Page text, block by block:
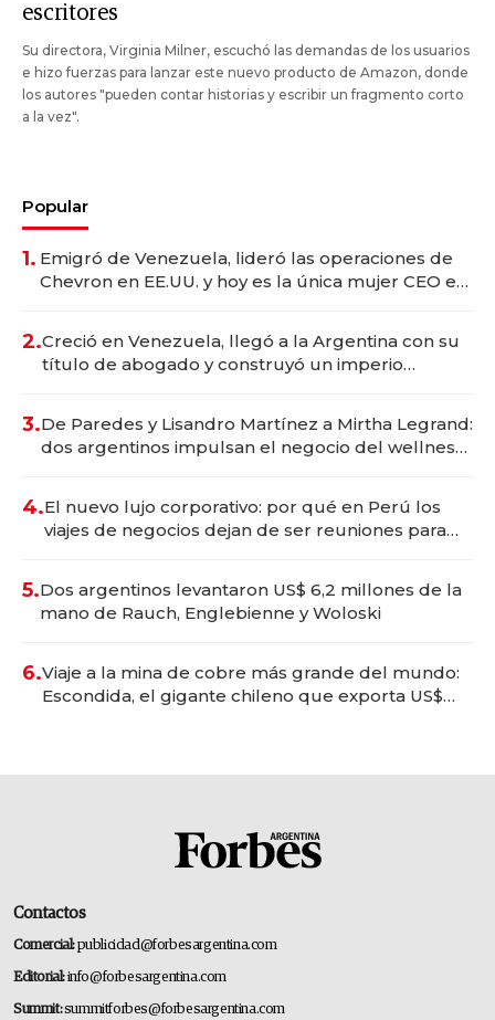
escritores
Su directora, Virginia Milner, escuchó las demandas de los usuarios
e hizo fuerzas para lanzar este nuevo producto de Amazon, donde
los autores "pueden contar historias y escribir un fragmento corto
a la vez".
Popular
1. Emigró de Venezuela, lideró las operaciones de
Chevron en EE.UU. y hoy es la única mujer CEO en
2.Creció en Venezuela, llegó a la Argentina con su
título de abogado y construyó un imperio
3.De Paredes y Lisandro Martínez a Mirtha Legrand:
dos argentinos impulsan el negocio del wellness
4.El nuevo lujo corporativo: por qué en Perú los
viajes de negocios dejan de ser reuniones para
5.Dos argentinos levantaron US$ 6,2 millones de la
mano de Rauch, Englebienne y Woloski
6.Viaje a la mina de cobre más grande del mundo:
Escondida, el gigante chileno que exporta US$
Contactos
Comercial:publicidad@forbesargentina.com
Editorial:info@forbesargentina.com
Summit:summitforbes@forbesargentina.com